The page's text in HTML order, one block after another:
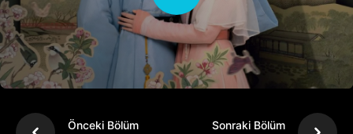
Önceki Bölüm Sonraki Bölüm